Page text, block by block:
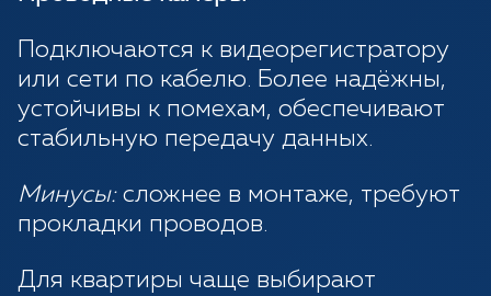
Подключаются к видеорегистратору
или сети по кабелю. Более надёжны,
устойчивы к помехам, обеспечивают
стабильную передачу данных.
Минусы:сложнее в монтаже, требуют
прокладки проводов.
Для квартиры чаще выбирают